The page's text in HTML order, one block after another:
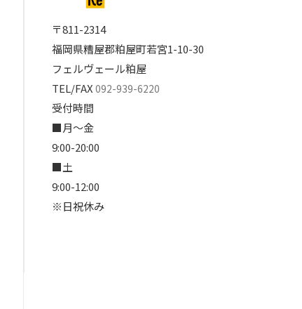
〒811-2314
福岡県糟屋郡粕屋町若宮1-10-30
フェルヴェール粕屋
TEL/FAX 092-939-6220
受付時間
■月～金
9:00-20:00
■土
9:00-12:00
※日祝休み